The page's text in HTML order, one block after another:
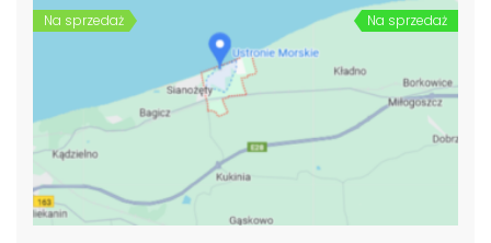
Na sprzedaż Na sprzedaż